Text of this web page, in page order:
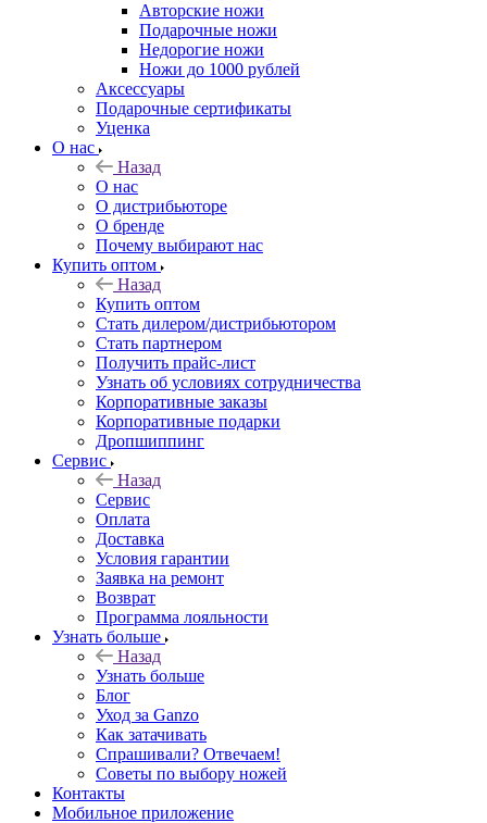
Авторские ножи
Подарочные ножи
Недорогие ножи
Ножи до 1000 рублей
Аксессуары
Подарочные сертификаты
Уценка
О нас
Назад
О нас
О дистрибьюторе
О бренде
Почему выбирают нас
Купить оптом
Назад
Купить оптом
Стать дилером/дистрибьютором
Стать партнером
Получить прайс-лист
Узнать об условиях сотрудничества
Корпоративные заказы
Корпоративные подарки
Дропшиппинг
Сервис
Назад
Сервис
Оплата
Доставка
Условия гарантии
Заявка на ремонт
Возврат
Программа лояльности
Узнать больше
Назад
Узнать больше
Блог
Уход за Ganzo
Как затачивать
Спрашивали? Отвечаем!
Советы по выбору ножей
Контакты
Мобильное приложение